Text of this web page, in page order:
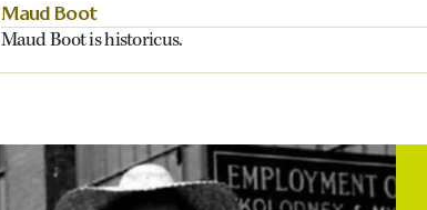
Maud Boot
Maud Boot is historicus.